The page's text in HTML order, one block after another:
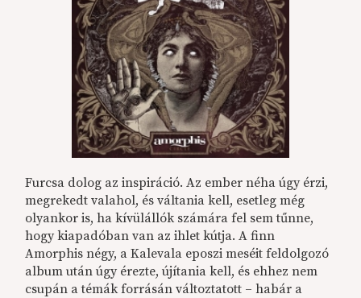
Furcsa dolog az inspiráció. Az ember néha úgy érzi,
megrekedt valahol, és váltania kell, esetleg még
olyankor is, ha kívülállók számára fel sem tűnne,
hogy kiapadóban van az ihlet kútja. A finn
Amorphis négy, a Kalevala eposzi meséit feldolgozó
album után úgy érezte, újítania kell, és ehhez nem
csupán a témák forrásán változtatott – habár a